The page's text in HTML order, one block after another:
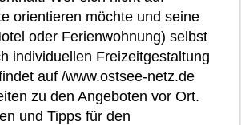
orientieren möchte und seine
oder Ferienwohnung) selbst
individuellen Freizeitgestaltung
auf /www.ostsee-netz.de
zu den Angeboten vor Ort.
und Tipps für den